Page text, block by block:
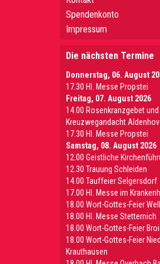
Spendenkonto
Impressum
Die nächsten Termine
Donnerstag, 06. August
17.30 Hl. Messe Propstei
Freitag, 07. August 2026
14.00 Rosenkranzgebet und
Kreuzwegandacht
17.30 Hl. Messe Propstei
Samstag, 08. August 2026
12.00 Geistliche
12.30 Trauung Schleiden
14.00 Tauffeier Selgersdorf
17.00 Hl. Messe im
18.00 Wort-Gottes-Feier
18.00 Hl. Messe Stetternich
18.00 Wort-Gottes-Feier
18.00 Wort-Gottes-Feier
Krauthausen